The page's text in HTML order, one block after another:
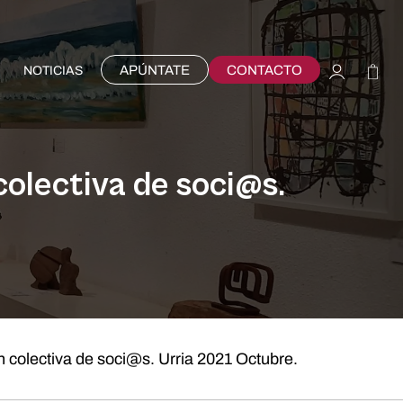
NOTICIAS APÚNTATE CONTACTO
de soci@s.
de soci@s. Urria 2021 Octubre.